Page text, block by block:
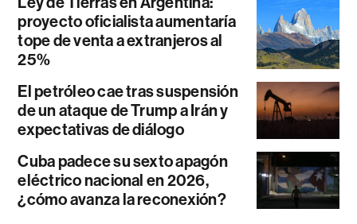
proyecto oficialista aumentaría
tope de venta a extranjeros al
25%
El petróleo cae tras suspensión
de un ataque de Trump a Irán y
expectativas de diálogo
Cuba padece su sexto apagón
eléctrico nacional en 2026,
¿cómo avanza la reconexión?